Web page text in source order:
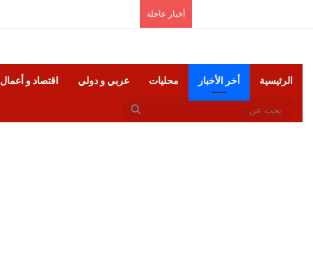
أخبار عاجلة
الرئيسية أخر الأخبار محليات عربي و دولي اقتصاد و أعمال